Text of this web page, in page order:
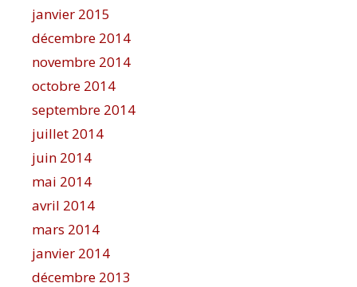
janvier 2015
décembre 2014
novembre 2014
octobre 2014
septembre 2014
juillet 2014
juin 2014
mai 2014
avril 2014
mars 2014
janvier 2014
décembre 2013